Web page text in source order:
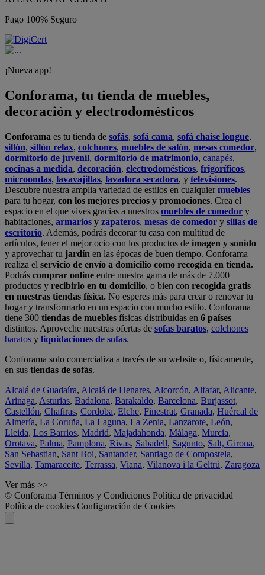
Pago 100% Seguro
¡Nueva app!
Conforama, tu tienda de muebles,
decoración y electrodomésticos
Conforama es tu tienda de sofás, sofá cama, sofá chaise longue,
sillón, sillón relax, colchones, muebles de salón, mesas comedor,
dormitorio de juvenil, dormitorio de matrimonio, canapés,
cocinas a medida, decoración, electrodomésticos, frigoríficos,
microondas, lavavajillas, lavadora secadora, y televisiones.
Descubre nuestra amplia variedad de estilos en cualquiermuebles
para tu hogar, con los mejores precios y promociones. Crea el
espacio en el que vives gracias a nuestros muebles de comedor y
habitaciones, armarios y zapateros, mesas de comedor y sillas de
escritorio. Además, podrás decorar tu casa con multitud de
artículos, tener el mejor ocio con los productos de imagen y sonido
y aprovechar tu jardín en las épocas de buen tiempo. Conforama
realiza el servicio de envío a domicilio como recogida en tienda.
Podrás comprar online entre nuestra gama de más de 7.000
productos y recibirlo en tu domicilio, o bien con recogida gratis
en nuestras tiendas física. No esperes más para crear o renovar tu
hogar y transformarlo en un espacio con mucho estilo. Conforama
tiene 300 tiendas de muebles físicas distribuidas en 6 países
distintos. Aproveche nuestras ofertas de sofas baratos, colchones
baratos y liquidaciones de sofas.
Conforama solo comercializa a través de su website o, físicamente,
en sus tiendas de sofás.
Alcalá de Guadaíra, Alcalá de Henares, Alcorcón, Alfafar, Alicante,
Arinaga, Asturias, Badalona, Barakaldo, Barcelona, Burjassot,
Castellón, Chafiras, Cordoba, Elche, Finestrat, Granada, Huércal de
Almería, La Coruña, La Laguna, La Zenia, Lanzarote, León,
Lleida, Los Barrios, Madrid, Majadahonda, Málaga, Murcia,
Orotava, Palma, Pamplona, Rivas, Sabadell, Sagunto, Salt, Girona,
San Sebastian, Sant Boi, Santander, Santiago de Compostela,
Sevilla, Tamaraceite, Terrassa, Viana, Vilanova i la Geltrú, Zaragoza
Ver más >>
© Conforama Términos y Condiciones Política de privacidad
Política de cookies Configuración de Cookies